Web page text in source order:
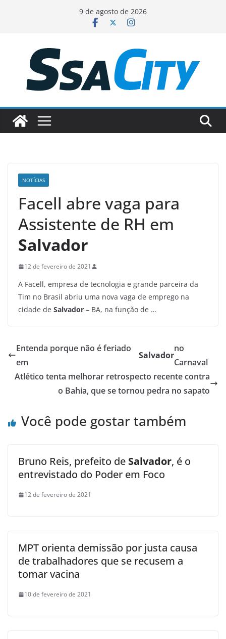
conteúdo
9 de agosto de 2026
NOTÍCIAS
Facell abre vaga para
Assistente de RH em
Salvador
12 de fevereiro de 2021
A Facell, empresa de tecnologia e grande parceira da
Tim no Brasil abriu uma nova vaga de emprego na
cidade de Salvador – BA, na função de …
Entenda porque não é feriado
em
Salvador
no
Carnaval
Atlético tenta melhorar retrospecto recente contra
o Bahia, que se tornou pedra no sapato
Você pode gostar também
Bruno Reis, prefeito de Salvador, é o
entrevistado do Poder em Foco
12 de fevereiro de 2021
MPT orienta demissão por justa causa
de trabalhadores que se recusem a
tomar vacina
10 de fevereiro de 2021